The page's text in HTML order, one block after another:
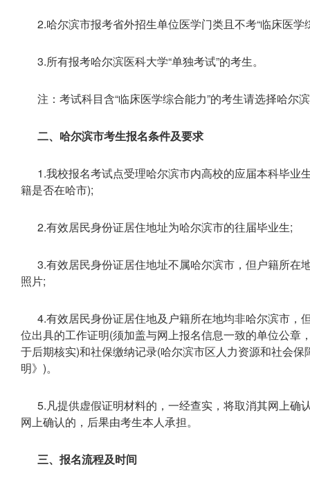
2.哈尔滨市报考省外招生单位医学门类且不考“临床医学
3.所有报考哈尔滨医科大学“单独考试”的考生。
注：考试科目含“临床医学综合能力”的考生请选择哈尔
二、哈尔滨市考生报名条件及要求
1.我校报名考试点受理哈尔滨市内高校的应届本科毕
籍是否在哈市);
2.有效居民身份证居住地址为哈尔滨市的往届毕业生;
3.有效居民身份证居住地址不属哈尔滨市，但户籍所在
照片;
4.有效居民身份证居住地及户籍所在地均非哈尔滨市，
位出具的工作证明(须加盖与网上报名信息一致的单位公章
于后期核实)和社保缴纳记录(哈尔滨市区人力资源和社会
明》)。
5.凡提供虚假证明材料的，一经查实，将取消其网上确
网上确认的，后果由考生本人承担。
三、报名流程及时间